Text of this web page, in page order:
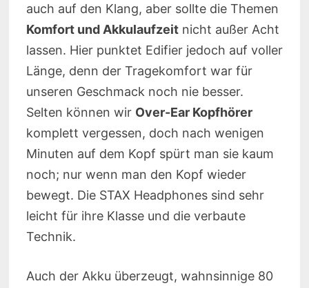
auch auf den Klang, aber sollte die Themen
Komfort und Akkulaufzeitnicht außer Acht
lassen. Hier punktet Edifier jedoch auf voller
Länge, denn der Tragekomfort war für
unseren Geschmack noch nie besser.
Selten können wir Over-Ear Kopfhörer
komplett vergessen, doch nach wenigen
Minuten auf dem Kopf spürt man sie kaum
noch; nur wenn man den Kopf wieder
bewegt. Die STAX Headphones sind sehr
leicht für ihre Klasse und die verbaute
Technik.
Auch der Akku überzeugt, wahnsinnige 80